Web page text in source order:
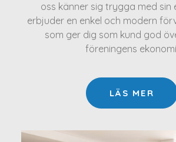
oss känner sig trygga med sin
erbjuder en enkel och modern
som ger dig som kund god
föreningens
LÄS MER